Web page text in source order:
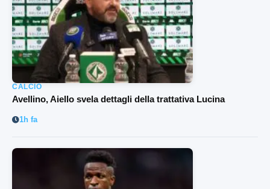
CALCIO
Avellino, Aiello svela dettagli della trattativa Lucina
1h fa